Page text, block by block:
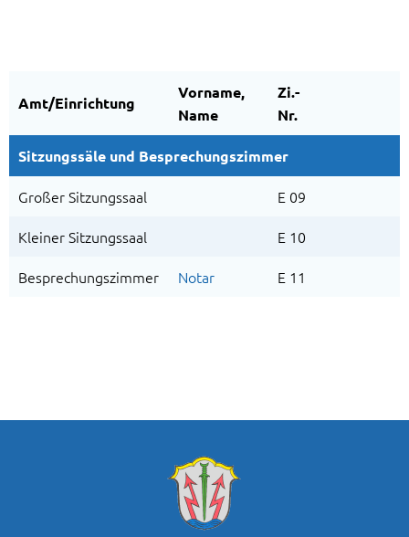
Amt/Einrichtung
Vorname,
Name
Zi.-
Nr.
Sitzungssäle und Besprechungszimmer
Großer Sitzungssaal
E 09
Kleiner Sitzungssaal
E 10
Besprechungszimmer
Notar E 11